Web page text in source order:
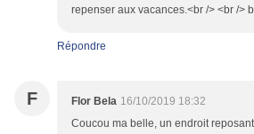
repenser aux vacances.<br /> <br />
Répondre
F Flor Bela 16/10/2019 18:32
Coucou ma belle, un endroit